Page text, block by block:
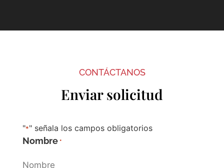
CONTÁCTANOS
Enviar solicitud
"*" señala los campos obligatorios
Nombre *